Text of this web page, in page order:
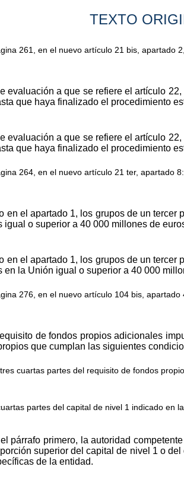
TEXTO
261, en el nuevo artículo 21 bis, apartado
a que se refiere el artículo
que haya finalizado el procedimiento
a que se refiere el artículo
que haya finalizado el procedimiento
264, en el nuevo artículo 21 ter, apartado 8:
el apartado 1, los grupos de un tercer
igual o superior a 40 000 millones de
el apartado 1, los grupos de un tercer
en la Unión igual o superior a 40 000
276, en el nuevo artículo 104 bis, apartado
de fondos propios adicionales
que cumplan las siguientes
cuartas partes del requisito de fondos
partes del capital de nivel 1 indicado en
párrafo primero, la autoridad
superior del capital de nivel 1 o
de la entidad.